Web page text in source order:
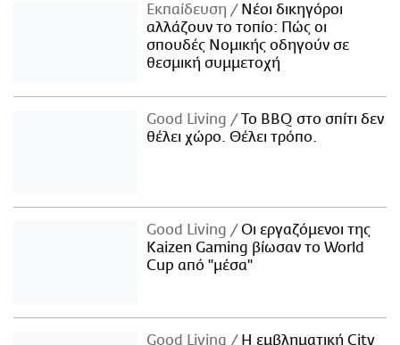
Εκπαίδευση
Νέοι δικηγόροι
αλλάζουν το τοπίο: Πώς οι
σπουδές Νομικής οδηγούν σε
θεσμική συμμετοχή
Good Living
Το BBQ στο σπίτι δεν
θέλει χώρο. Θέλει τρόπο.
Good Living
Οι εργαζόμενοι της
Kaizen Gaming βίωσαν το World
Cup από "μέσα"
Good Living
Η εμβληματική City